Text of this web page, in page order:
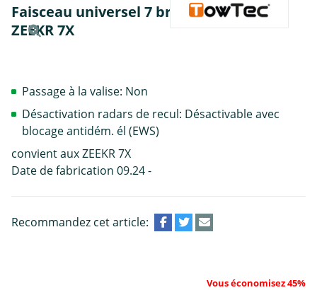
Faisceau universel 7 broches, TowTec -
ZEEKR 7X
Passage à la valise: Non
Désactivation radars de recul: Désactivable avec
blocage antidém. él (EWS)
convient aux ZEEKR 7X
Date de fabrication 09.24 -
Recommandez cet article:
Vous économisez 45%